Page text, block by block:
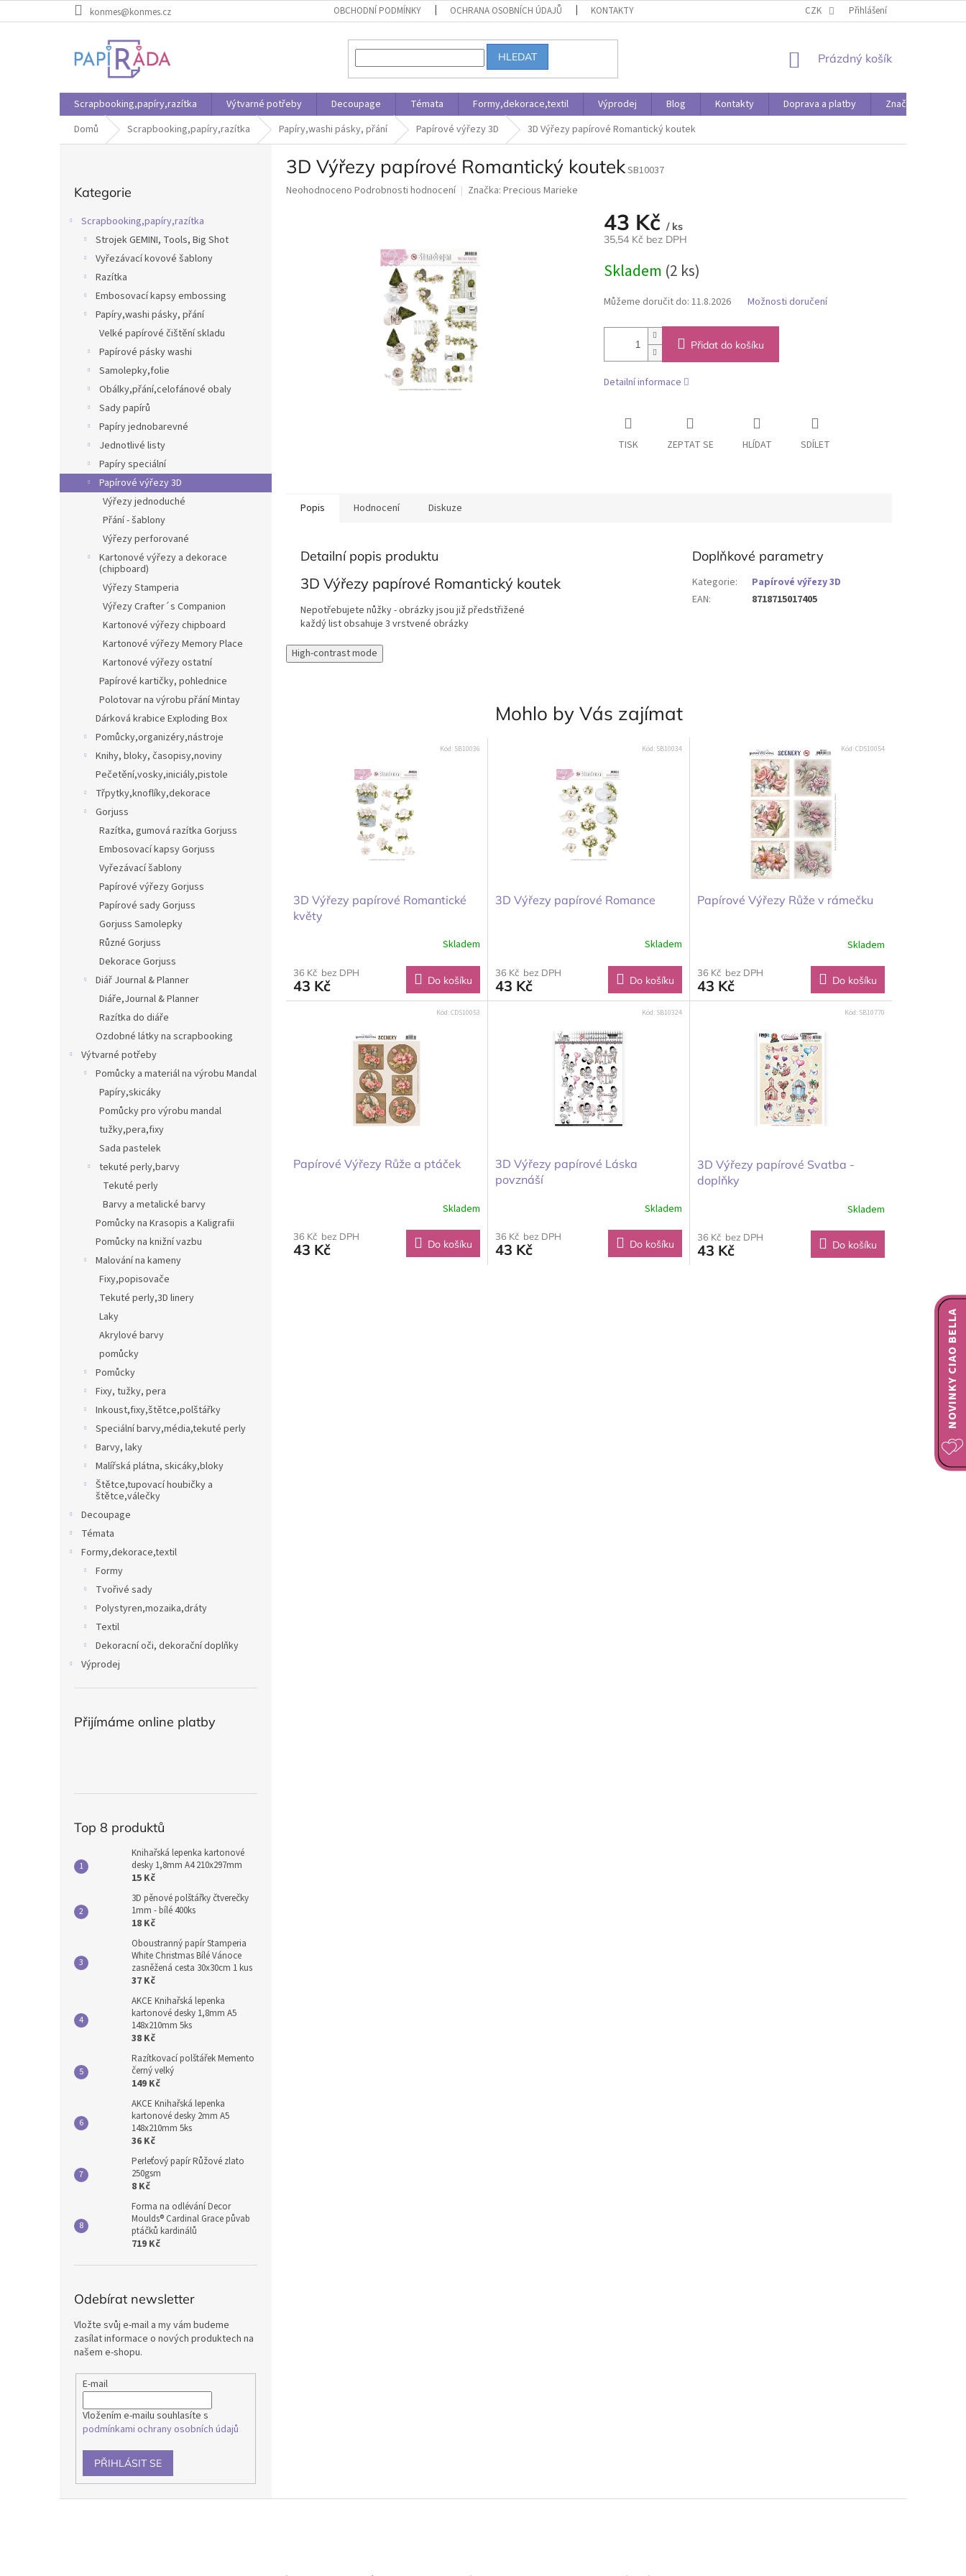
na
konmes@konmes.cz OBCHODNÍ PODMÍNKY OCHRANA OSOBNÍCH ÚDAJŮ KONTAKTY DOPRAVA A PLATBY
CZK Přihlášení
HLEDAT
NÁKUPNÍ
Prázdný košík
Scrapbooking,papíry,razítka Výtvarné potřeby Decoupage Témata Formy,dekorace,textil Výprodej Blog Kontakty Doprava a platby
Značky
Domů
Scrapbooking,papíry,razítka Papíry,washi pásky, přání Papírové výřezy 3D 3D Výřezy papírové Romantický koutek
kategorie
Kategorie
Scrapbooking,papíry,razítka
Strojek GEMINI, Tools, Big Shot
Vyřezávací kovové šablony
Razítka
Embosovací kapsy embossing
Papíry,washi pásky, přání
Velké papírové čištění skladu
Papírové pásky washi
Samolepky,folie
Obálky,přání,celofánové obaly
Sady papírů
Papíry jednobarevné
Jednotlivé listy
Papíry speciální
Papírové výřezy 3D
Výřezy jednoduché
Přání - šablony
Výřezy perforované
Kartonové výřezy a dekorace
(chipboard)
Výřezy Stamperia
Výřezy Crafter´s Companion
Kartonové výřezy chipboard
Kartonové výřezy Memory Place
Kartonové výřezy ostatní
Papírové kartičky, pohlednice
Polotovar na výrobu přání Mintay
Dárková krabice Exploding Box
Pomůcky,organizéry,nástroje
Knihy, bloky, časopisy,noviny
Pečetění,vosky,iniciály,pistole
Třpytky,knoflíky,dekorace
Gorjuss
Razítka, gumová razítka Gorjuss
Embosovací kapsy Gorjuss
Vyřezávací šablony
Papírové výřezy Gorjuss
Papírové sady Gorjuss
Gorjuss Samolepky
Různé Gorjuss
Dekorace Gorjuss
Diář Journal & Planner
Diáře,Journal & Planner
Razítka do diáře
Ozdobné látky na scrapbooking
Výtvarné potřeby
Pomůcky a materiál na výrobu Mandal
Papíry,skicáky
Pomůcky pro výrobu mandal
tužky,pera,fixy
Sada pastelek
tekuté perly,barvy
Tekuté perly
Barvy a metalické barvy
Pomůcky na Krasopis a Kaligrafii
Pomůcky na knižní vazbu
Malování na kameny
Fixy,popisovače
Tekuté perly,3D linery
Laky
Akrylové barvy
pomůcky
Pomůcky
Fixy, tužky, pera
Inkoust,fixy,štětce,polštářky
Speciální barvy,média,tekuté perly
Barvy, laky
Malířská plátna, skicáky,bloky
Štětce,tupovací houbičky a
štětce,válečky
Decoupage
Témata
Formy,dekorace,textil
Formy
Tvořivé sady
Polystyren,mozaika,dráty
Textil
Dekoracní oči, dekorační doplňky
Výprodej
Přijímáme online platby
Top 8 produktů
Knihařská lepenka kartonové
desky 1,8mm A4 210x297mm
15 Kč
3D pěnové polštářky čtverečky
1mm - bílé 400ks
18 Kč
Oboustranný papír Stamperia
White Christmas Bílé Vánoce
zasněžená cesta 30x30cm 1 kus
37 Kč
AKCE Knihařská lepenka
kartonové desky 1,8mm A5
148x210mm 5ks
38 Kč
Razítkovací polštářek Memento
černý velký
149 Kč
AKCE Knihařská lepenka
kartonové desky 2mm A5
148x210mm 5ks
36 Kč
Perleťový papír Růžové zlato
250gsm
8 Kč
Forma na odlévání Decor
Moulds® Cardinal Grace půvab
ptáčků kardinálů
719 Kč
Odebírat newsletter
Vložte svůj e-mail a my vám budeme
zasílat informace o nových produktech na
našem e-shopu.
E-mail
Vložením e-mailu souhlasíte s
podmínkami ochrany osobních údajů
PŘIHLÁSIT SE
3D Výřezy papírové Romantický koutekSB10037
Průměrné
Neohodnoceno Podrobnosti hodnocení Značka: Precious Marieke
43 Kč / ks
35,54 Kč bez DPH
cena:
Skladem (2 ks)
Můžeme doručit do: 11.8.2026 Možnosti doručení
Přidat do košíku
Detailní informace
TISK ZEPTAT SE HLÍDAT SDÍLET
Popis Hodnocení Diskuze
Detailní popis produktu
3D Výřezy papírové Romantický koutek
Nepotřebujete nůžky - obrázky jsou již předstřižené
každý list obsahuje 3 vrstvené obrázky
Doplňkové parametry
Kategorie:
Papírové výřezy 3D
EAN: 8718715017405
High-contrast mode
Mohlo by Vás zajímat
3D Výřezy papírové Romantické
květy
Skladem
36 Kč bez DPH
43 Kč Do košíku
Kód: SB10036
3D Výřezy papírové Romance
Skladem
36 Kč bez DPH
43 Kč Do košíku
Kód: SB10034
Papírové Výřezy Růže v rámečku
Skladem
36 Kč bez DPH
43 Kč Do košíku
Kód:CDS10054
Papírové Výřezy Růže a ptáček
Skladem
36 Kč bez DPH
43 Kč Do košíku
Kód:CDS10053
3D Výřezy papírové Láska
povznáší
Skladem
36 Kč bez DPH
43 Kč Do košíku
Kód: SB10324
3D Výřezy papírové Svatba -
doplňky
Skladem
36 Kč bez DPH
43 Kč Do košíku
Kód: SB10770
NOVINKY CIAO BELLA